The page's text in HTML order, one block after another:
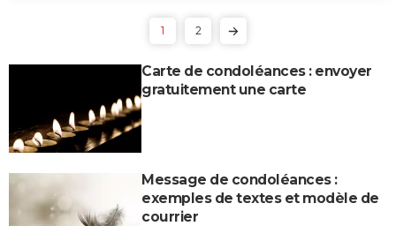
1 2
Carte de condoléances : envoyer
gratuitement une carte
Message de condoléances :
exemples de textes et modèle de
courrier